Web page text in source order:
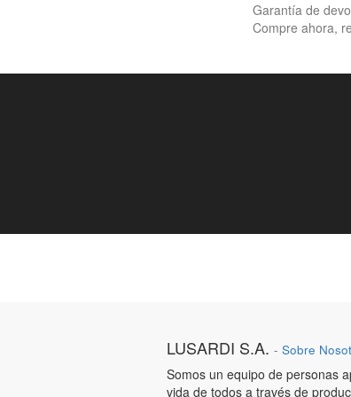
Garantía de
Compre ahora,
LUSARDI S.A. - Sobre
Somos un equipo de personas
vida de todos a través de